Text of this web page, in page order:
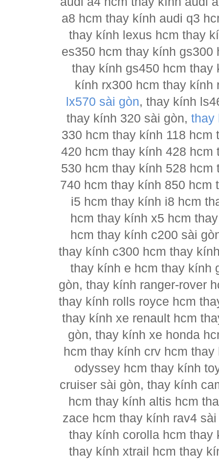
a8 hcm thay kính audi q3
thay kính lexus hcm thay
es350 hcm thay kính
thay kính gs450 hcm thay
kính rx300 hcm thay
lx570 sài gòn, thay kính
thay kính 320 sài gòn,thay
330 hcm thay kính 118
420 hcm thay kính 428
530 hcm thay kính 528
740 hcm thay kính 850
i5 hcm thay kính i8 hcm
hcm thay kính x5 hcm
hcm thay kính c200 sài
thay kính c300 hcm thay
thay kính e hcm thay kính
gòn, thay kính ranger-rover
thay kính rolls royce hcm
thay kính xe renault hcm
gòn, thay kính xe honda
hcm thay kính crv hcm
odyssey hcm thay kính
cruiser sài gòn, thay kính
hcm thay kính altis hcm
zace hcm thay kính rav4
thay kính corolla hcm
thay kính xtrail hcm thay